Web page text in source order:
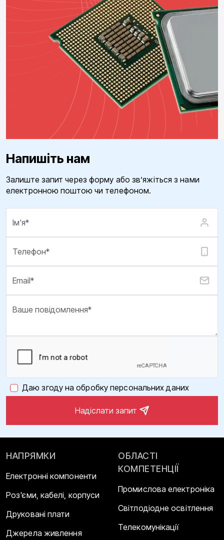
Напишіть нам
Залиште запит через форму або зв’яжіться з нами
електронною поштою чи телефоном.
Даю згоду на обробку персональних даних
Надіслати запит
НАПРЯМКИ
Електронні компоненти
Роз'єми, кабелі, корпуси
Друковані плати
Джерела живлення
ОБЛАСТІ
КОМПЕТЕНЦІЇ
Промислова електроніка
Світлодіодне освітлення
Телекомунікації